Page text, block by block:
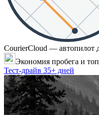
CourierCloud — автопилот
Экономия пробега и
Тест-драйв 35+ дней